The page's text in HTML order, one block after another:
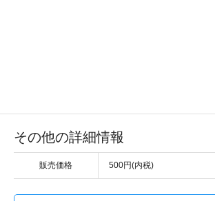
その他の詳細情報
販売価格 500円(内税)